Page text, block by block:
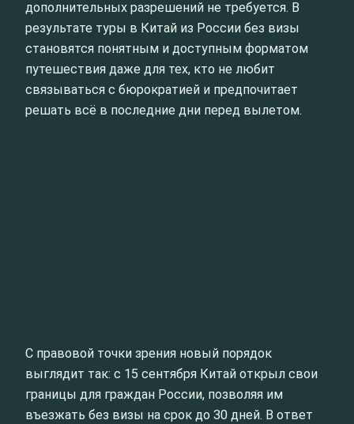
дополнительных разрешений не требуется. В
результате туры в Китай из России без визы
становятся понятным и доступным форматом
путешествия даже для тех, кто не любит
связываться с бюрократией и предпочитает
решать всё в последние дни перед вылетом.
С правовой точки зрения новый порядок
выглядит так: с 15 сентября Китай открыл свои
границы для граждан России, позволяя им
въезжать без визы на срок до 30 дней. В ответ